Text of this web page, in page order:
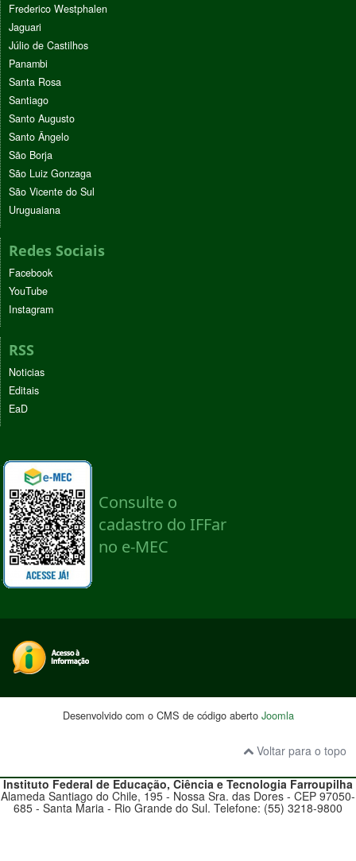
Frederico Westphalen
Jaguari
Júlio de Castilhos
Panambi
Santa Rosa
Santiago
Santo Augusto
Santo Ângelo
São Borja
São Luiz Gonzaga
São Vicente do Sul
Uruguaiana
Redes Sociais
Facebook
YouTube
Instagram
RSS
Noticias
Editais
EaD
Desenvolvido com o CMS de código aberto Joomla
Voltar para o topo
Instituto Federal de Educação, Ciência e Tecnologia Farroupilha
Alameda Santiago do Chile, 195 - Nossa Sra. das Dores - CEP 97050-
685 - Santa Maria - Rio Grande do Sul. Telefone: (55) 3218-9800